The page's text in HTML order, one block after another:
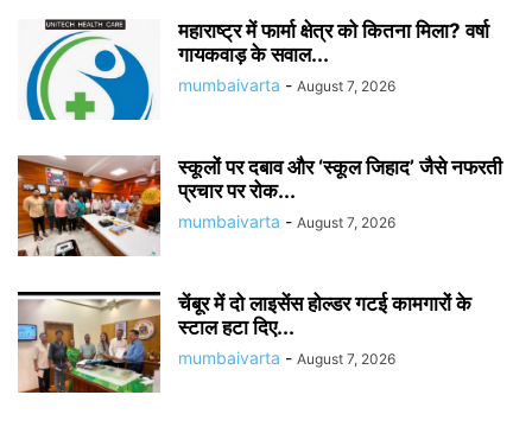
महाराष्ट्र में फार्मा क्षेत्र को कितना मिला? वर्षा
गायकवाड़ के सवाल...
mumbaivarta - August 7, 2026
स्कूलों पर दबाव और ‘स्कूल जिहाद’ जैसे नफरती
प्रचार पर रोक...
mumbaivarta - August 7, 2026
चेंबूर में दो लाइसेंस होल्डर गटई कामगारों के
स्टाल हटा दिए...
mumbaivarta - August 7, 2026